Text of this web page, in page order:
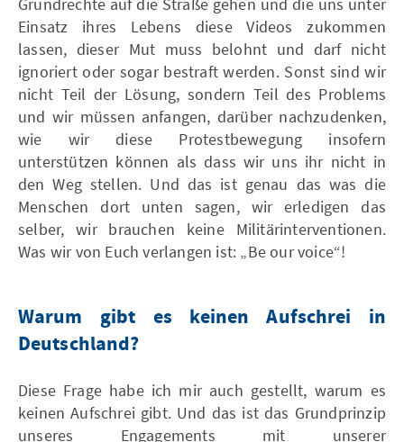
Einsatz ihres Lebens diese Videos zukommen
lassen, dieser Mut muss belohnt und darf nicht
ignoriert oder sogar bestraft werden. Sonst sind wir
nicht Teil der Lösung, sondern Teil des Problems
und wir müssen anfangen, darüber nachzudenken,
wie wir diese Protestbewegung insofern
unterstützen können als dass wir uns ihr nicht in
den Weg stellen. Und das ist genau das was die
Menschen dort unten sagen, wir erledigen das
selber, wir brauchen keine Militärinterventionen.
Was wir von Euch verlangen ist: „Be our voice“!
Warum gibt es keinen Aufschrei in
Deutschland?
Diese Frage habe ich mir auch gestellt, warum es
keinen Aufschrei gibt. Und das ist das Grundprinzip
unseres Engagements mit unserer